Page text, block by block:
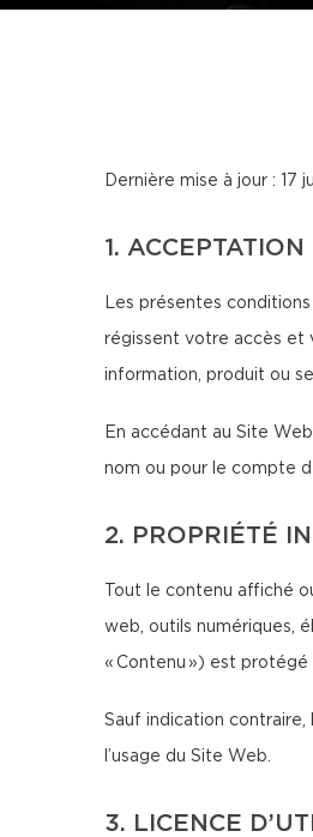
Dernière mise à jour : 17
1.
Les présentes conditions
régissent votre accès et
information, produit ou
En accédant au Site
nom ou pour le compte
2. PROPRIÉTÉ
Tout le contenu affiché
web, outils numériques,
« Contenu ») est
Sauf indication contraire,
l’usage du Site Web.
3. LICENCE